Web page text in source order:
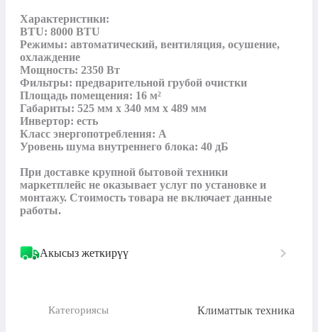
Характеристики:
BTU: 8000 BTU
Режимы: автоматический, вентиляция, осушение,
охлаждение
Мощность: 2350 Вт
Фильтры: предварительной грубой очистки
Площадь помещения: 16 м²
Габариты: 525 мм x 340 мм x 489 мм
Инвертор: есть
Класс энергопотребления: A
Уровень шума внутреннего блока: 40 дБ
При доставке крупной бытовой техники
маркетплейс не оказывает услуг по установке и
монтажу. Стоимость товара не включает данные
работы.
Акысыз жеткирүү
Категориясы Климаттык техника